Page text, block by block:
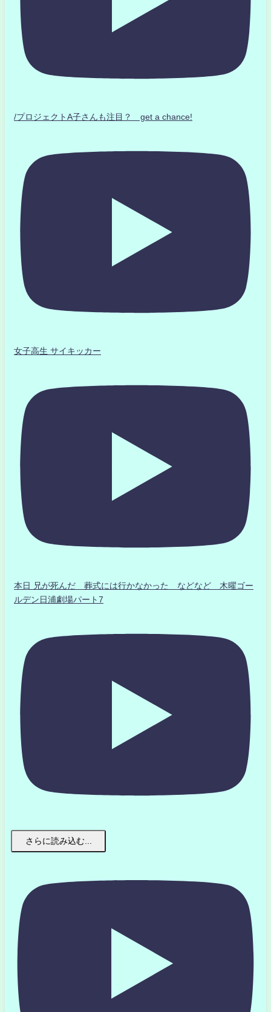
/プロジェクトA子さんも注目？ get a chance!
女子高生 サイキッカー
本日 兄が死んだ 葬式には行かなかった などなど 木曜ゴー
ルデン日浦劇場パート7
さらに読み込む...